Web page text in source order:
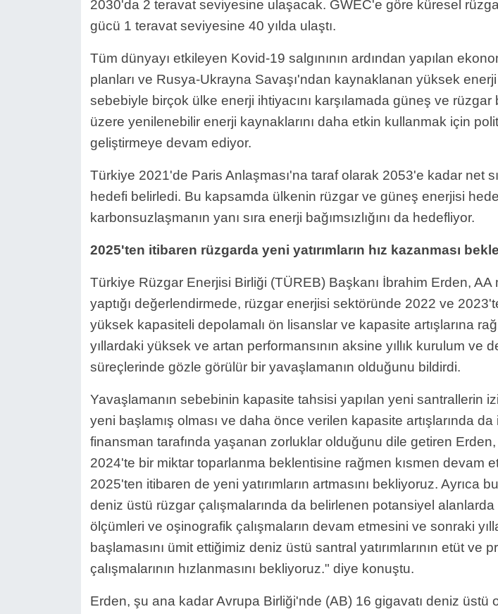
2030'da 2 teravat seviyesine ulaşacak. GWEC'e göre küresel
gücü 1 teravat seviyesine 40 yılda ulaştı.
Tüm dünyayı etkileyen Kovid-19 salgınının ardından yapılan
planları ve Rusya-Ukrayna Savaşı'ndan kaynaklanan yüksek enerji
sebebiyle birçok ülke enerji ihtiyacını karşılamada güneş ve rüzgar
üzere yenilenebilir enerji kaynaklarını daha etkin kullanmak için
geliştirmeye devam ediyor.
Türkiye 2021'de Paris Anlaşması'na taraf olarak 2053'e kadar net
hedefi belirledi. Bu kapsamda ülkenin rüzgar ve güneş enerjisi
karbonsuzlaşmanın yanı sıra enerji bağımsızlığını da hedefliyor.
2025'ten itibaren rüzgarda yeni yatırımların hız kazanması
Türkiye Rüzgar Enerjisi Birliği (TÜREB) Başkanı İbrahim Erden, AA
yaptığı değerlendirmede, rüzgar enerjisi sektöründe 2022 ve
yüksek kapasiteli depolamalı ön lisanslar ve kapasite artışlarına
yıllardaki yüksek ve artan performansının aksine yıllık kurulum ve
süreçlerinde gözle görülür bir yavaşlamanın olduğunu bildirdi.
Yavaşlamanın sebebinin kapasite tahsisi yapılan yeni santrallerin
yeni başlamış olması ve daha önce verilen kapasite artışlarında
finansman tarafında yaşanan zorluklar olduğunu dile getiren
2024'te bir miktar toparlanma beklentisine rağmen kısmen devam
2025'ten itibaren de yeni yatırımların artmasını bekliyoruz. Ayrıca
deniz üstü rüzgar çalışmalarında da belirlenen potansiyel alanlarda
ölçümleri ve oşinografik çalışmaların devam etmesini ve sonraki
başlamasını ümit ettiğimiz deniz üstü santral yatırımlarının etüt ve
çalışmalarının hızlanmasını bekliyoruz." diye konuştu.
Erden, şu ana kadar Avrupa Birliği'nde (AB) 16 gigavatı deniz üstü